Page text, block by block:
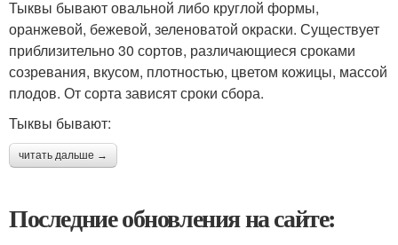
Тыквы бывают овальной либо круглой формы,
оранжевой, бежевой, зеленоватой окраски. Существует
приблизительно 30 сортов, различающиеся сроками
созревания, вкусом, плотностью, цветом кожицы, массой
плодов. От сорта зависят сроки сбора.
Тыквы бывают:
читать дальше →
Последние обновления на сайте: